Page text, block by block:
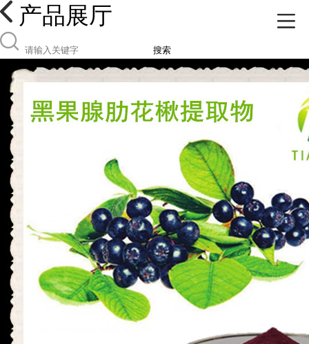
产品展厅
搜索